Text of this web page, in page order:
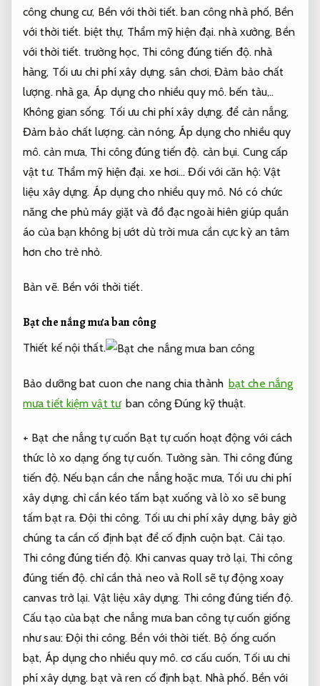
công chung cư, Bền với thời tiết. ban công nhà phố, Bền
với thời tiết. biệt thự, Thẩm mỹ hiện đại. nhà xưởng, Bền
với thời tiết. trường học, Thi công đúng tiến độ.nhà
hàng, Tối ưu chi phí xây dựng. sân chơi,Đảm bảo chất
lượng.nhà ga, Áp dụng cho nhiều quy mô. bến tàu,..
Không gian sống. Tối ưu chi phí xây dựng. để cản nắng,
Đảm bảo chất lượng.cản nóng,Áp dụng cho nhiều quy
mô. cản mưa, Thi công đúng tiến độ. cản bụi. Cung cấp
vật tư. Thẩm mỹ hiện đại. xe hơi… Đối với căn hộ:Vật
liệu xây dựng. Áp dụng cho nhiều quy mô. Nó có chức
năng che phủ máy giặt và đồ đạc ngoài hiên giúp quần
áo của bạn không bị ướt dù trời mưa cần cực kỳ an tâm
hơn cho trẻ nhỏ.
Bản vẽ. Bền với thời tiết.
Bạt che nắng mưa ban công
Thiết kế nội thất.
Bảo dưỡng bat cuon che nang chia thành bạt che nắng
mưa tiết kiệm vật tư ban công Đúng kỹ thuật.
+ Bạt che nắng tự cuốn Bạt tự cuốn hoạt động với cách
thức lò xo dạng ống tự cuốn. Tường sàn. Thi công đúng
tiến độ.Nếu bạn cần che nắng hoặc mưa, Tối ưu chi phí
xây dựng.chỉ cần kéo tấm bạt xuống và lò xo sẽ ​​bung
tấm bạt ra.Đội thi công. Tối ưu chi phí xây dựng. bây giờ
chúng ta cần cố định bạt để cố định cuộn bạt. Cải tạo.
Thi công đúng tiến độ. Khi canvas quay trở lại, Thi công
đúng tiến độ. chỉ cần thả neo và Roll sẽ tự động xoay
canvas trở lại. Vật liệu xây dựng. Thi công đúng tiến độ.
Cấu tạo của bạt che nắng mưa ban công tự cuốn giống
như sau: Đội thi công. Bền với thời tiết. Bộ ống cuốn
bạt, Áp dụng cho nhiều quy mô. cơ cấu cuốn, Tối ưu chi
phí xây dựng. bạt và ren cố định bạt. Nhà phố. Bền với